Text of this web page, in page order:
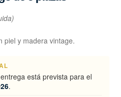
piel y madera vintage.
está prevista para el
.